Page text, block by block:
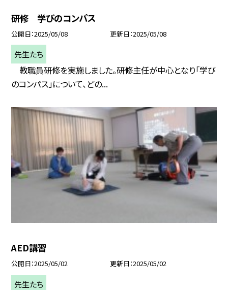
研修 学びのコンパス
公開日 2025/05/08 更新日 2025/05/08
先生たち
教職員研修を実施しました。研修主任が中心となり「学び
のコンパス」について、どの...
AED講習
公開日 2025/05/02 更新日 2025/05/02
先生たち